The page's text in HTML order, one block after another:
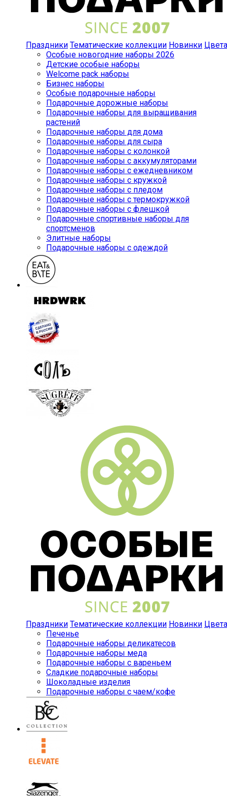
Праздники Тематические коллекции Новинки Цвета
Особые новогодние наборы 2026
Детские особые наборы
Welcome pack наборы
Бизнес наборы
Особые подарочные наборы
Подарочные дорожные наборы
Подарочные наборы для выращивания
растений
Подарочные наборы для дома
Подарочные наборы для сыра
Подарочные наборы с колонкой
Подарочные наборы с аккумуляторами
Подарочные наборы с ежедневником
Подарочные наборы с кружкой
Подарочные наборы с пледом
Подарочные наборы с термокружкой
Подарочные наборы с флешкой
Подарочные спортивные наборы для
спортсменов
Элитные наборы
Подарочные наборы с одеждой
Праздники Тематические коллекции Новинки Цвета
Печенье
Подарочные наборы деликатесов
Подарочные наборы меда
Подарочные наборы с вареньем
Сладкие подарочные наборы
Шоколадные изделия
Подарочные наборы с чаем/кофе